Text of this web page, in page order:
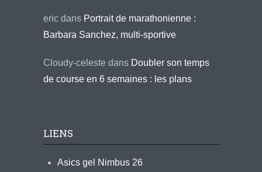
eric dans Portrait de marathonienne :
Barbara Sanchez, multi-sportive
Cloudy-celeste dans Doubler son temps
de course en 6 semaines : les plans
LIENS
Asics gel Nimbus 26